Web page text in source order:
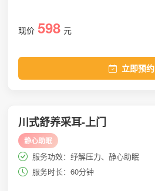
现价 598 元
立即预约
川式舒养采耳-上门
静心助眠
服务功效：纾解压力、静心助眠
服务时长：60分钟